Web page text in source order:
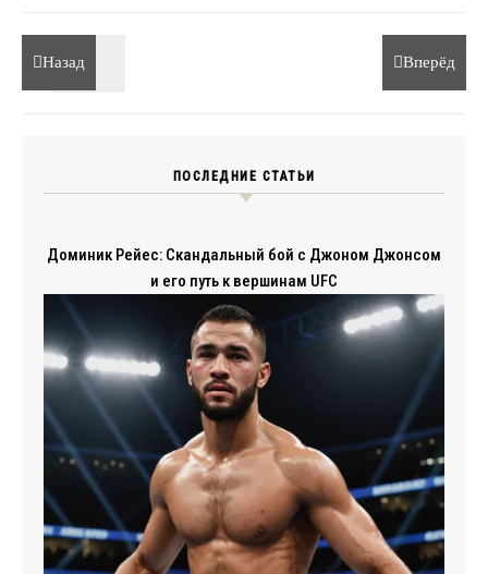
Назад Вперёд
ПОСЛЕДНИЕ СТАТЬИ
Доминик Рейес: Скандальный бой с Джоном Джонсом
и его путь к вершинам UFC